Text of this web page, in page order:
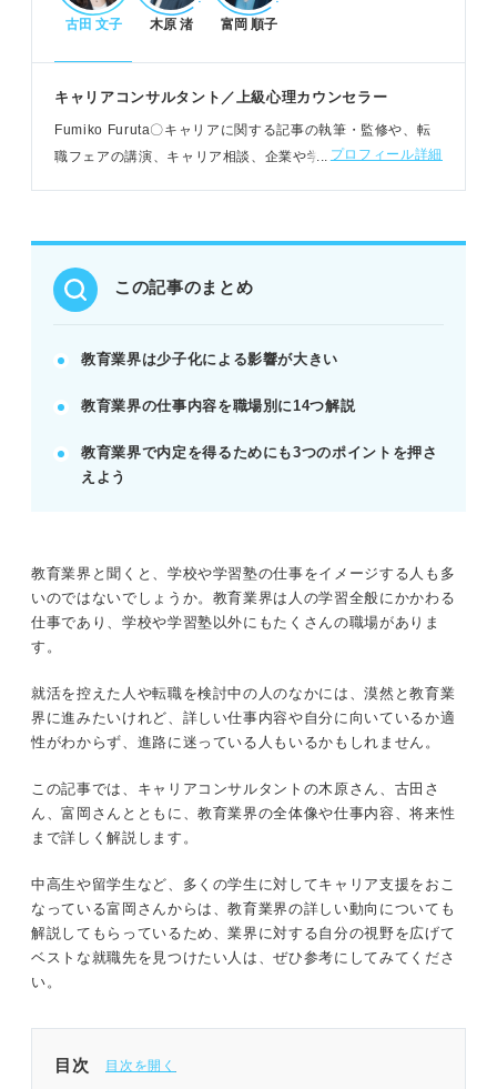
多様な仕事内容とビジネスモデル
個人向けと企業向けの2種類のビジネスモデルを理
解する。
知る。
教材作成や教育プランナーなど「教える」以外の職
種も検討する。
に合う仕事を見つける。
「教えるのが好き」だけでなく業界課題への考えを
成長支援や協調性など向いている人の特徴を把握す
多様な学び方を理解し、具体的な強みで差別化す
る。
記事の該当箇所を見る
教育業界の「教える」の内容は職場や職種によ
まずは確認！ 教育業界の概要と基礎情報
現状と今後の展望を把握しておこう！ 教育業
界の将来性
る影響をプロが解説
※AIの特性上、間違いが含まれている場合があります。記事本文
古田 文子 木原 渚 富岡 順子
キャリアコンサルタント／上級心理カウンセラー
Fumiko Furuta〇キャリアに関する記事の執筆・監修や、転
職フェアの講演、キャリア相談、企業や学校でのセミナー講
プロフィール詳細
この記事のまとめ
教育業界は少子化による影響が大きい
教育業界の仕事内容を職場別に14つ解説
教育業界で内定を得るためにも3つのポイントを押さ
えよう
教育業界と聞くと、学校や学習塾の仕事をイメージする人も多
いのではないでしょうか。教育業界は人の学習全般にかかわる
仕事であり、学校や学習塾以外にもたくさんの職場がありま
す。
就活を控えた人や転職を検討中の人のなかには、漠然と教育業
界に進みたいけれど、詳しい仕事内容や自分に向いているか適
性がわからず、進路に迷っている人もいるかもしれません。
この記事では、キャリアコンサルタントの木原さん、古田さ
ん、富岡さんとともに、教育業界の全体像や仕事内容、将来性
まで詳しく解説します。
中高生や留学生など、多くの学生に対してキャリア支援をおこ
なっている富岡さんからは、教育業界の詳しい動向についても
解説してもらっているため、業界に対する自分の視野を広げて
ベストな就職先を見つけたい人は、ぜひ参考にしてみてくださ
い。
目次